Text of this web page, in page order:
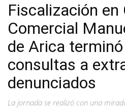
Fiscalización en
Comercial
de Arica
consultas a
denunciados
La jornada se realizó con una